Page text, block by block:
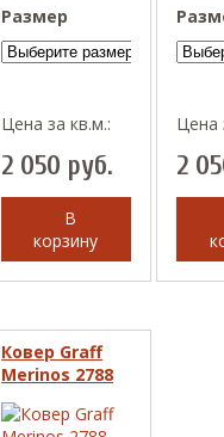
Размер
Цена за кв.м.:
2 050 руб.
В
корзину
Цена
2
Ковер Graff
Merinos 2788
овал